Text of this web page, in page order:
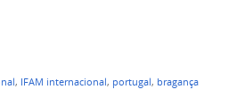
, IFAM internacional, portugal, bragança